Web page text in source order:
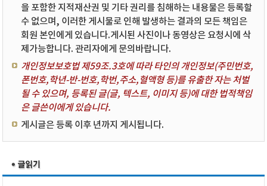
을 포함한 지적재산권 및 기타 권리를 침해하는 내용물은 등록할
수 없으며, 이러한 게시물로 인해 발생하는 결과의 모든 책임은
회원 본인에게 있습니다.게시된 사진이나 동영상은 요청시에 삭
제가능합니다. 관리자에게 문의바랍니다.
개인정보보호법 제59조.3호에 따라 타인의 개인정보(주민번호,
폰번호,학년-반-번호,학번,주소,혈액형 등)를 유출한 자는 처벌
될 수 있으며, 등록된 글(글, 텍스트, 이미지 등)에 대한 법적책임
은 글쓴이에게 있습니다.
게시글은 등록 이후 년까지 게시됩니다.